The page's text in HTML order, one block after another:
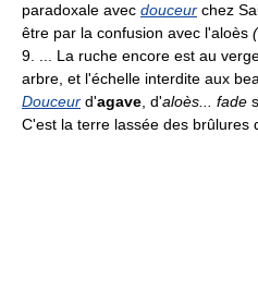
paradoxale avec douceur chez
être par la confusion avec l'aloès (
9. ... La ruche encore est au
arbre, et l'échelle interdite aux
Douceur d'agave , d'aloès... fade
C'est la terre lassée des brûlures